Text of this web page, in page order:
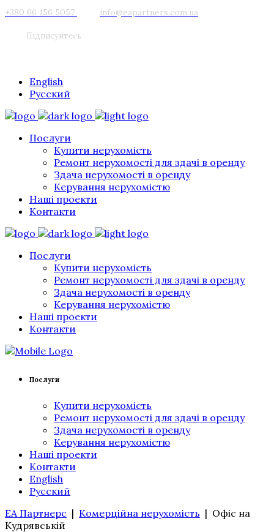
+380 66 156 5057 info@eapartners.com.ua
Підписуйтесь
English
Русский
Послуги
Купити нерухомість
Ремонт нерухомості для здачі в оренду
Здача нерухомості в оренду
Керування нерухомістю
Наші проекти
Контакти
Послуги
Купити нерухомість
Ремонт нерухомості для здачі в оренду
Здача нерухомості в оренду
Керування нерухомістю
Наші проекти
Контакти
Послуги
Купити нерухомість
Ремонт нерухомості для здачі в оренду
Здача нерухомості в оренду
Керування нерухомістю
Наші проекти
Контакти
English
Русский
ЕА Партнерс | Комерційна нерухомість | Офіс на
Кудрявській